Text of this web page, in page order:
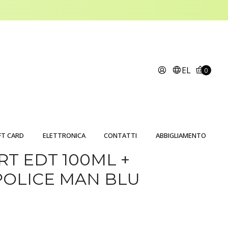
EL 0
CARD ELETTRONICA CONTATTI ABBIGLIAMENTO
EDT 100ML +
MAN BLU